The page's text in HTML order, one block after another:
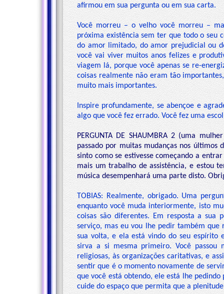
afirmou em sua pergunta ou em sua carta.
Você morreu – o velho você morreu –
próxima existência sem ter que todo o seu
do amor limitado, do amor prejudicial ou
você vai viver muitos anos felizes e
viagem lá, porque você apenas se re-
coisas realmente não eram tão
muito mais importantes.
Inspire profundamente, se abençoe e
algo que você fez errado. Você fez uma
PERGUNTA DE SHAUMBRA 2 (uma
passado por muitas mudanças nos últimos
sinto como se estivesse começando a
mais um trabalho de assistência, e estou
música desempenhará uma parte disto.
TOBIAS: Realmente, obrigado. Uma
enquanto você muda interiormente, isto
coisas são diferentes. Em resposta a sua
serviço, mas eu vou lhe pedir também que
sua volta, e ela está vindo do seu espírito
sirva a si mesma primeiro. Você passou
religiosas, às organizações caritativas, e
sentir que é o momento novamente de
que você está obtendo, ele está lhe
cuide do espaço que permita que a